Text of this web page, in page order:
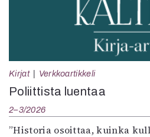
Kirjat Verkkoartikkeli
Poliittista luentaa
2–3/2026
”Historia osoittaa, kuinka